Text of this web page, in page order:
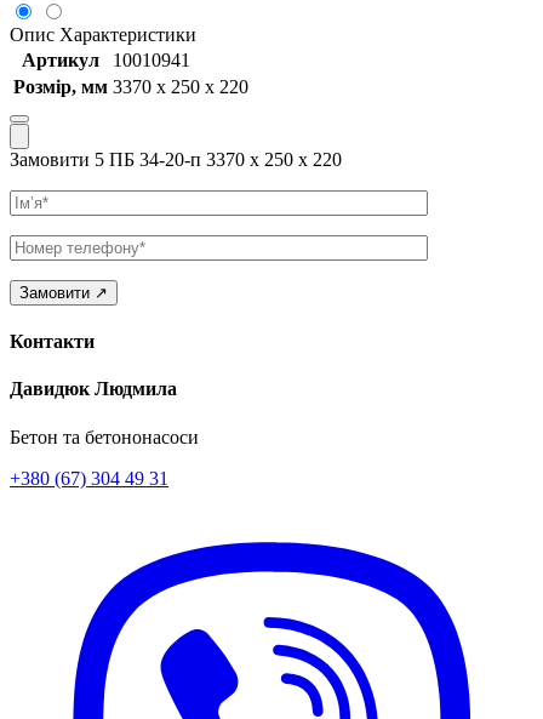
Опис Характеристики
Артикул
10010941
Розмір, мм 3370 x 250 x 220
Замовити 5 ПБ 34-20-п 3370 x 250 x 220
Ім’я
Телефон
Контакти
Давидюк Людмила
Бетон та бетононасоси
+380 (67) 304 49 31